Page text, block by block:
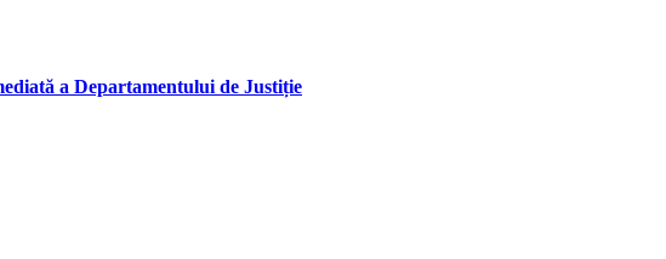
a Departamentului de Justiție